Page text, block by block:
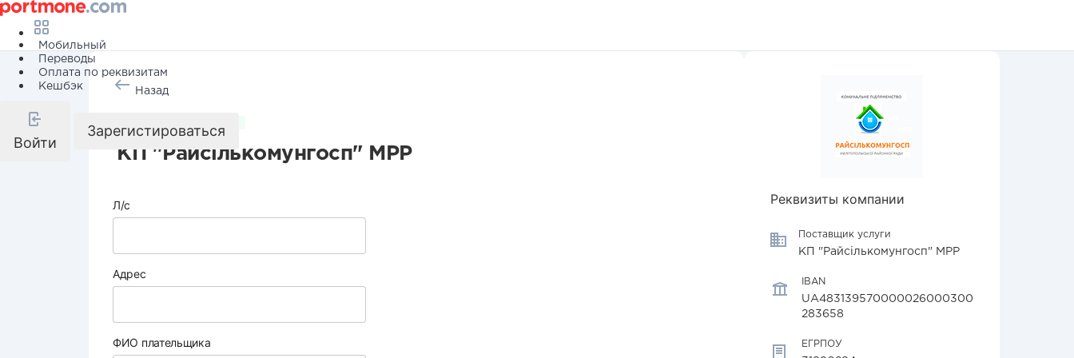
Мобильный
Переводы
Оплата по реквизитам
Кешбэк
Войти
Зарегистироваться
Назад
КП "Райсількомунгосп" МРР
Л/с
Адрес
ФИО плательщика
Реквизиты компании
Поставщик услуги
КП "Райсількомунгосп" МРР
IBAN
UA483139570000026000300
283658
ЕГРПОУ